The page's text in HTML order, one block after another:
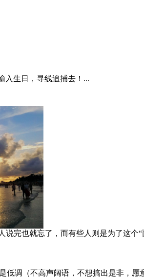
入生日，寻线追捕去！...
完也就忘了，而有些人则是为了这个
调（不高声阔语，不想搞出是非，